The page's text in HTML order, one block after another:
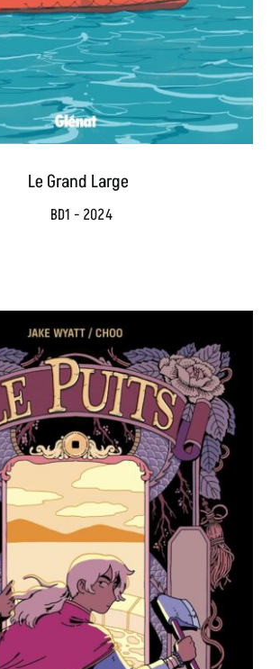
Le Grand Large
BD1 - 2024